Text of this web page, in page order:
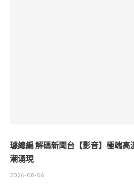
璩總編 解碼新聞台【影音】極端
潮湧現
2026-08-06